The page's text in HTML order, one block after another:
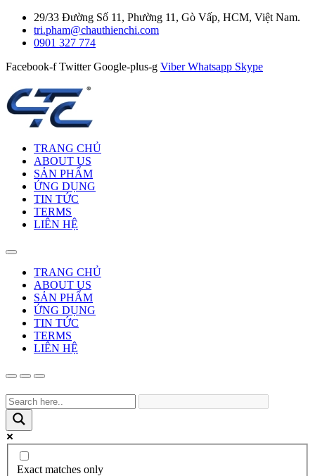
29/33 Đường Số 11, Phường 11, Gò Vấp, HCM, Việt Nam.
tri.pham@chauthienchi.com
0901 327 774
Facebook-f Twitter Google-plus-g Viber Whatsapp Skype
TRANG CHỦ
ABOUT US
SẢN PHẨM
ỨNG DỤNG
TIN TỨC
TERMS
LIÊN HỆ
TRANG CHỦ
ABOUT US
SẢN PHẨM
ỨNG DỤNG
TIN TỨC
TERMS
LIÊN HỆ
Exact matches only